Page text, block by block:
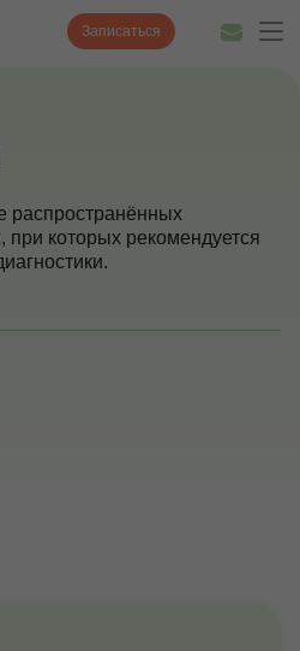
Записаться
распространённых
при которых рекомендуется